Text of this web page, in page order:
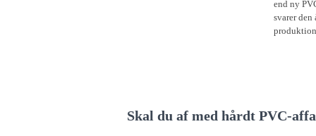
end ny
svarer
Skal du af med hårdt PVC-